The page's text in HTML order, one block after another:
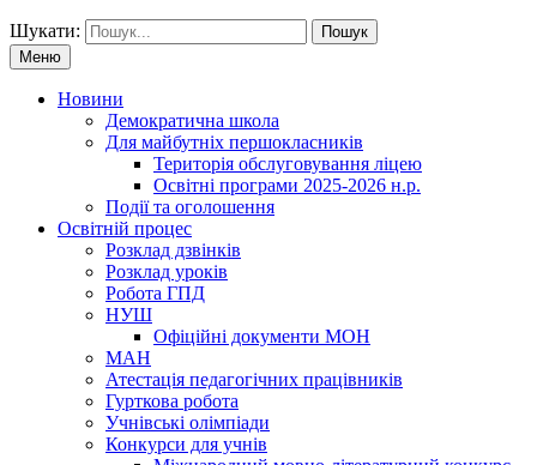
Шукати:
Меню
Новини
Демократична школа
Для майбутніх першокласників
Територія обслуговування ліцею
Освітні програми 2025-2026 н.р.
Події та оголошення
Освітній процес
Розклад дзвінків
Розклад уроків
Робота ГПД
НУШ
Офіційні документи МОН
МАН
Атестація педагогічних працівників
Гурткова робота
Учнівські олімпіади
Конкурси для учнів